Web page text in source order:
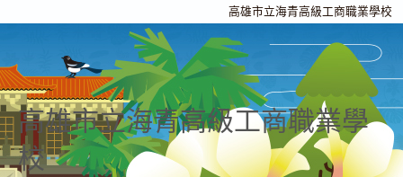
高雄市立海青高級工商職業學校
高雄市立海青高級工商職業學
校